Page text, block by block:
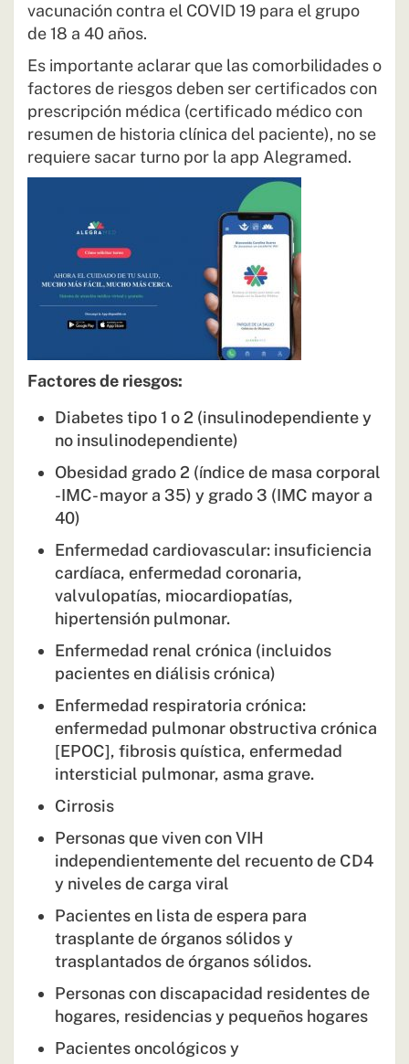
vacunación contra el COVID 19 para el grupo
de 18 a 40 años.
Es importante aclarar que las comorbilidades o
factores de riesgos deben ser certificados con
prescripción médica (certificado médico con
resumen de historia clínica del paciente), no se
requiere sacar turno por la app Alegramed.
Factores de riesgos:
Diabetes tipo 1 o 2 (insulinodependiente y
no insulinodependiente)
Obesidad grado 2 (índice de masa corporal
-IMC- mayor a 35) y grado 3 (IMC mayor a
40)
Enfermedad cardiovascular: insuficiencia
cardíaca, enfermedad coronaria,
valvulopatías, miocardiopatías,
hipertensión pulmonar.
Enfermedad renal crónica (incluidos
pacientes en diálisis crónica)
Enfermedad respiratoria crónica:
enfermedad pulmonar obstructiva crónica
[EPOC], fibrosis quística, enfermedad
intersticial pulmonar, asma grave.
Cirrosis
Personas que viven con VIH
independientemente del recuento de CD4
y niveles de carga viral
Pacientes en lista de espera para
trasplante de órganos sólidos y
trasplantados de órganos sólidos.
Personas con discapacidad residentes de
hogares, residencias y pequeños hogares
Pacientes oncológicos y